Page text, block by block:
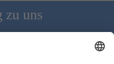
zu uns
| Telefon: 07626/237 | E-